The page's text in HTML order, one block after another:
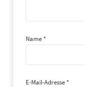
Name *
E-Mail-Adresse *